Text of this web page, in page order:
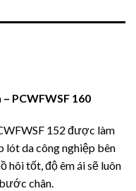
PCWFWSF 160
152 được làm
lót da công nghiệp bên
hôi tốt, độ êm ái sẽ luôn
chân.